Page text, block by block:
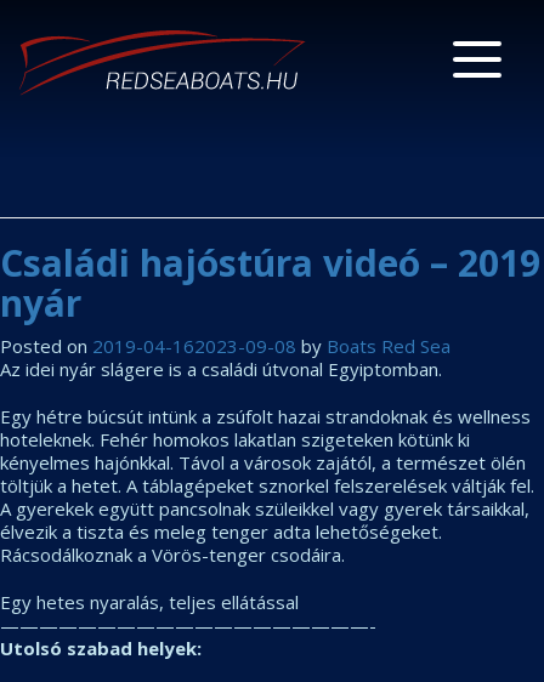
Családi hajóstúra videó – 2019
nyár
Posted on 2019-04-162023-09-08 by Boats Red Sea
Az idei nyár slágere is a családi útvonal Egyiptomban.
Egy hétre búcsút intünk a zsúfolt hazai strandoknak és wellness
hoteleknek. Fehér homokos lakatlan szigeteken kötünk ki
kényelmes hajónkkal. Távol a városok zajától, a természet ölén
töltjük a hetet. A táblagépeket sznorkel felszerelések váltják fel.
A gyerekek együtt pancsolnak szüleikkel vagy gyerek társaikkal,
élvezik a tiszta és meleg tenger adta lehetőségeket.
Rácsodálkoznak a Vörös-tenger csodáira.
Egy hetes nyaralás, teljes ellátással
———————————————————-
Utolsó szabad helyek: